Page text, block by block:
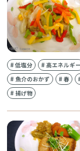
#低塩分 #高エネルギー
# 魚介のおかず #春
#揚げ物